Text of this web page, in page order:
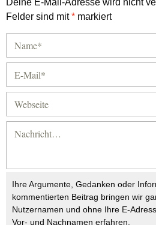
Deine E-Mail-Adresse wird nicht
Felder sind mit* markiert
Ihre Argumente, Gedanken oder
kommentierten Beitrag bringen wir
Nutzernamen und ohne Ihre E-
Vor- und Nachnamen erfahren.